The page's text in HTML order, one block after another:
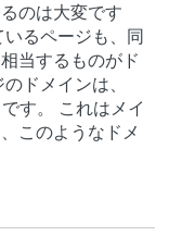
のは大変です
るページも、同
当するものがド
ドメインは、
す。 これはメイ
このようなドメ